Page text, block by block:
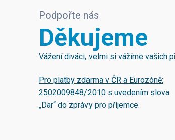
Podpořte nás
Děkujeme
Vážení diváci, velmi si vážíme vašich
Pro platby zdarma v ČR a Eurozóně:
2502009848/2010 s uvedením slova
„Dar“ do zprávy pro příjemce.